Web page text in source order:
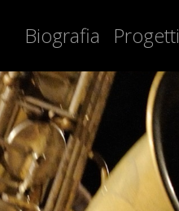
Biografia Progetti